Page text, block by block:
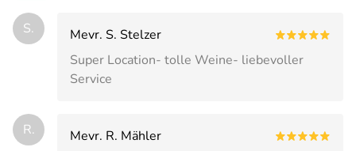
S.
Mevr. S. Stelzer
Super Location- tolle Weine- liebevoller
Service
R.
Mevr. R. Mähler